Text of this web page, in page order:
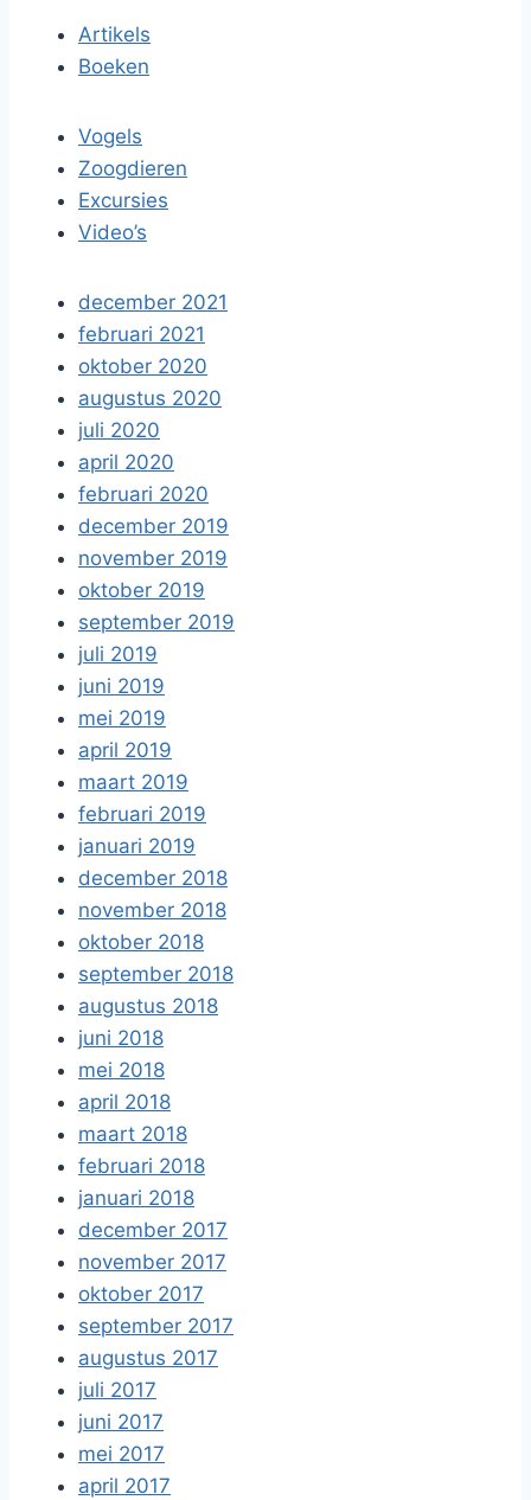
Artikels
Boeken
Vogels
Zoogdieren
Excursies
Video’s
december 2021
februari 2021
oktober 2020
augustus 2020
juli 2020
april 2020
februari 2020
december 2019
november 2019
oktober 2019
september 2019
juli 2019
juni 2019
mei 2019
april 2019
maart 2019
februari 2019
januari 2019
december 2018
november 2018
oktober 2018
september 2018
augustus 2018
juni 2018
mei 2018
april 2018
maart 2018
februari 2018
januari 2018
december 2017
november 2017
oktober 2017
september 2017
augustus 2017
juli 2017
juni 2017
mei 2017
april 2017